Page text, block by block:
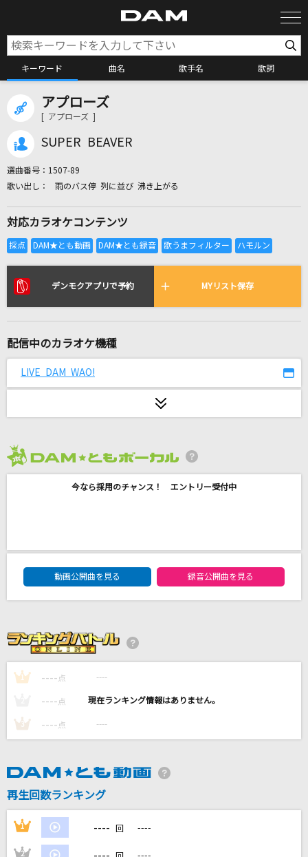
キーワード 曲名 歌手名 歌詞
全国りれき
リアルタイムで歌われている曲の一覧
歌ひとすじに
花束
スパークル [original ver.]
みなみまい from i.o.sound
クスシキ
Mrs. GREEN APPLE
Dancing stars on me!
ポルノグラフィティ
アプローズ
[ アプローズ ]
SUPER BEAVER
選曲番号： 1507-89
雨のバス停 列に並び 沸き上がる
対応カラオケコンテンツ
デンモクアプリで予約 MYリスト保存
配信中のカラオケ機種
LIVE DAM WAO!
今なら採用のチャンス！ エントリー受付中
DAM★ともボーカルエントリーランキング
動画公開曲を見る
録音公開曲を見る
1 ---- 点 ----
---- 点 ----
3 ---- 点 ----
再生回数ランキング
1 ---- 回 ----
2 ----